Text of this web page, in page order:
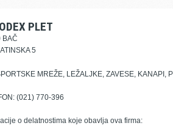
PLET
BAČ
5
MREŽE, LEŽALJKE, ZAVESE, KANAPI,
(021) 770-396
o delatnostima koje obavlja ova firma: